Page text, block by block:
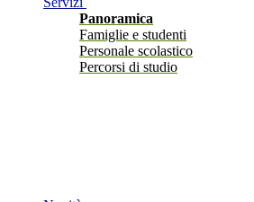
Panoramica
Famiglie e studenti
Personale scolastico
Percorsi di studio